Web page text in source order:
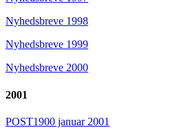
Nyhedsbreve 1998
Nyhedsbreve 1999
Nyhedsbreve 2000
2001
POST1900 januar 2001